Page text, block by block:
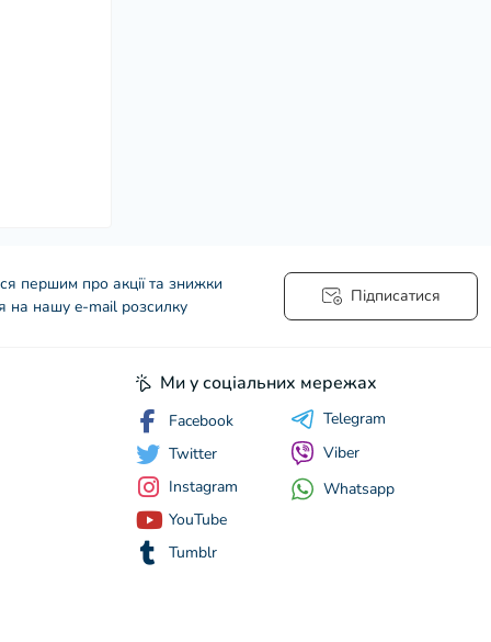
першим про акції та знижки
на нашу e-mail розсилку
Підписатися
Ми у соціальних мережах
Facebook
Twitter
Instagram
YouTube
Tumblr
Telegram
Viber
Whatsapp